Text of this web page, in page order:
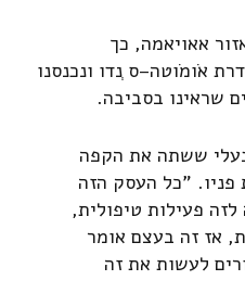
אאויאמה, כך
אֹומֹוטה–ס ְנדו ונכנסנו
שראינו בסביבה.
ששתה את הקפה
"כל העסק הזה
פעילות טיפולית,
אז זה בעצם אומר
לעשות את זה